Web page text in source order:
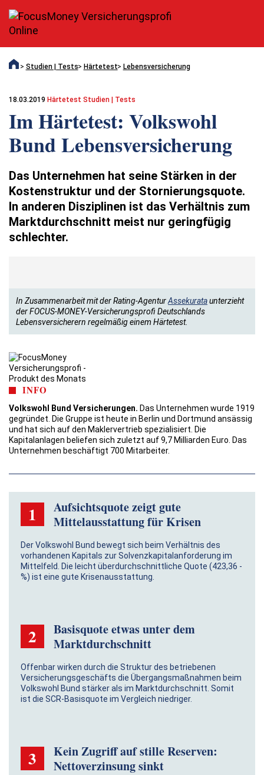
Studien | Tests Härtetest Lebensversicherung
18.03.2019 Härtetest Studien | Tests
Im Härtetest: Volkswohl
Bund Lebens­versicherung
Das Unternehmen hat seine Stärken in der
Kostenstruktur und der Stornierungsquote.
In anderen Disziplinen ist das Verhältnis zum
Marktdurchschnitt meist nur geringfügig
schlechter.
In Zusammenarbeit mit der Rating-AgenturAssekurataunterzieht
der FOCUS-MONEY-Versicherungsprofi Deutschlands
Lebensversicherern regelmäßig einem Härtetest.
INFO
Volkswohl Bund Versicherungen. Das Unternehmen wurde 1919
gegründet. Die Gruppe ist heute in Berlin und Dortmund ansässig
und hat sich auf den Maklervertrieb spezialisiert. Die
Kapitalanlagen beliefen sich zuletzt auf 9,7 Milliarden Euro. Das
Unternehmen beschäftigt 700 Mitarbeiter.
1
Aufsichtsquote zeigt gute
Mittelausstattung für Krisen
Der Volkswohl Bund bewegt sich beim Verhältnis des
vorhandenen Kapitals zur Solvenzkapitalanforderung im
Mittelfeld. Die leicht überdurchschnittliche Quote (423,36 ­­
%) ist eine gute Krisenausstattung.
2
Basisquote etwas unter dem
Marktdurchschnitt
Offenbar wirken durch die Struktur des betriebenen
Versicherungsgeschäfts die Übergangsmaßnahmen beim
Volkswohl Bund stärker als im Marktdurchschnitt. Somit
ist die SCR-Basisquote im Vergleich niedriger.
3
Kein Zugriff auf stille Reserven:
Nettoverzinsung sinkt